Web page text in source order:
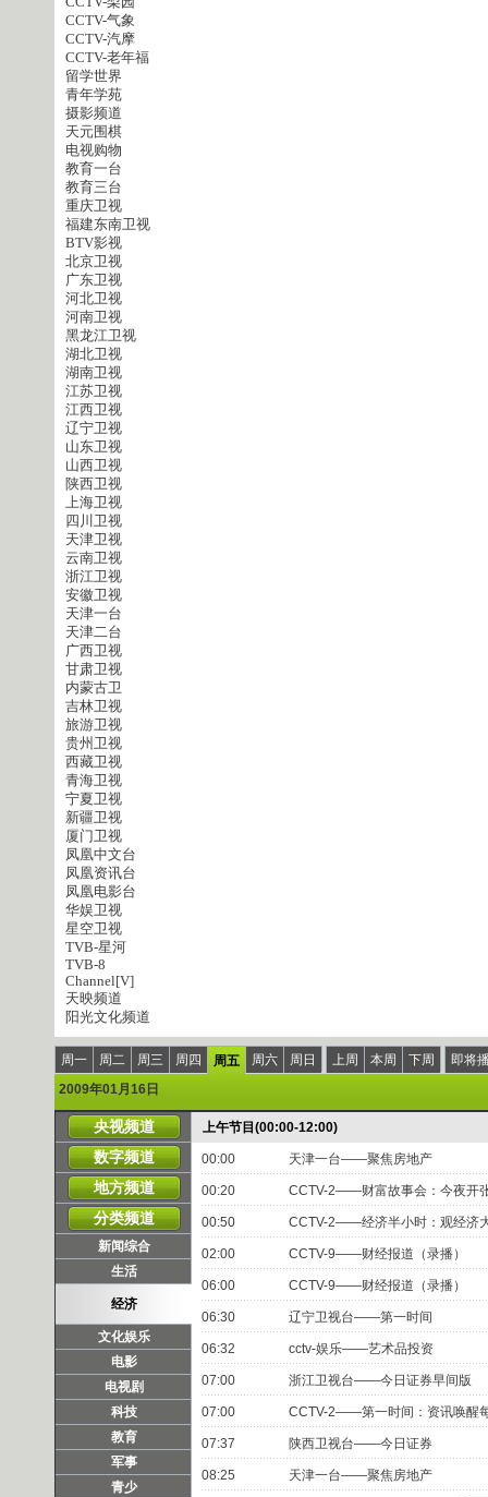
CCTV-气象
CCTV-汽摩
CCTV-老年福
留学世界
青年学苑
摄影频道
天元围棋
电视购物
教育一台
教育三台
重庆卫视
福建东南卫视
BTV影视
北京卫视
广东卫视
河北卫视
河南卫视
黑龙江卫视
湖北卫视
湖南卫视
江苏卫视
江西卫视
辽宁卫视
山东卫视
山西卫视
陕西卫视
上海卫视
四川卫视
天津卫视
云南卫视
浙江卫视
安徽卫视
天津一台
天津二台
广西卫视
甘肃卫视
内蒙古卫
吉林卫视
旅游卫视
贵州卫视
西藏卫视
青海卫视
宁夏卫视
新疆卫视
厦门卫视
凤凰中文台
凤凰资讯台
凤凰电影台
华娱卫视
星空卫视
TVB-星河
TVB-8
Channel[V]
天映频道
阳光文化频道
周一 周二 周三 周四 周五 周六 周日 上周 本周 下周
即将
2009年01月16日
央视频道
数字频道
地方频道
分类频道
新闻综合
生活
经济
文化娱乐
电影
电视剧
科技
教育
军事
青少
上午节目(00:00-12:00)
00:00 天津一台——聚焦房地产
00:20 CCTV-2——财富故事会：今夜开
00:50 CCTV-2——经济半小时：观经济
02:00 CCTV-9——财经报道（录播）
06:00 CCTV-9——财经报道（录播）
06:30 辽宁卫视台——第一时间
06:32 cctv-娱乐——艺术品投资
07:00 浙江卫视台——今日证券早间版
07:00 CCTV-2——第一时间：资讯唤醒
07:37 陕西卫视台——今日证券
08:25 天津一台——聚焦房地产